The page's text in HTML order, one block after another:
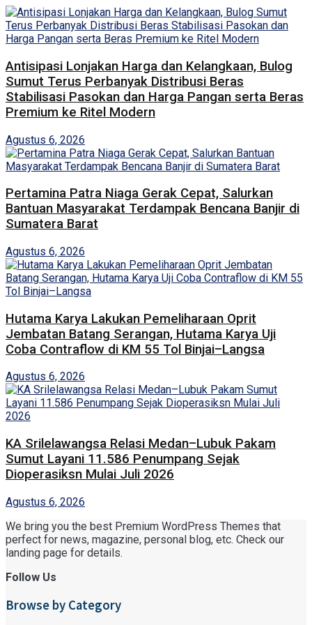
Antisipasi Lonjakan Harga dan Kelangkaan, Bulog
Sumut Terus Perbanyak Distribusi Beras
Stabilisasi Pasokan dan Harga Pangan serta Beras
Premium ke Ritel Modern
Agustus 6, 2026
Pertamina Patra Niaga Gerak Cepat, Salurkan
Bantuan Masyarakat Terdampak Bencana Banjir di
Sumatera Barat
Agustus 6, 2026
Hutama Karya Lakukan Pemeliharaan Oprit
Jembatan Batang Serangan, Hutama Karya Uji
Coba Contraflow di KM 55 Tol Binjai–Langsa
Agustus 6, 2026
KA Srilelawangsa Relasi Medan–Lubuk Pakam
Sumut Layani 11.586 Penumpang Sejak
Dioperasiksn Mulai Juli 2026
Agustus 6, 2026
We bring you the best Premium WordPress Themes that
perfect for news, magazine, personal blog, etc. Check our
landing page for details.
Follow Us
Browse by Category